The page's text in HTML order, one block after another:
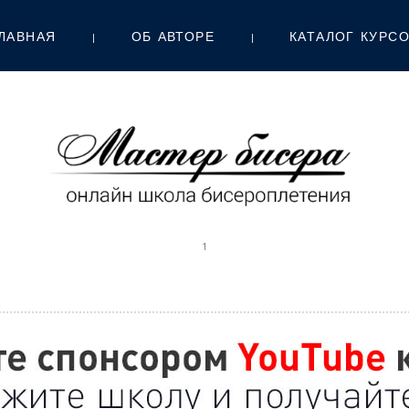
ОБ АВТОРЕ КАТАЛОГ
1